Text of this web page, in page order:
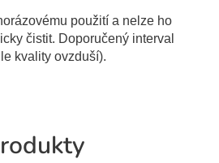
použití a nelze ho
čistit. Doporučený interval
kvality ovzduší).